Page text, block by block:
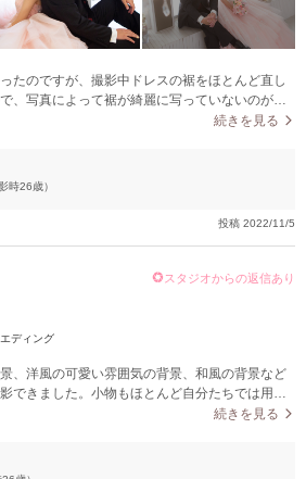
たのですが、撮影中ドレスの裾をほとんど直し
、写真によって裾が綺麗に写っていないのが気
かり急遽時期を早めての撮影だったので、なる
続きを見る
時26歳）
投稿 2022/11/5
スタジオからの返信あり
ディング
、洋風の可愛い雰囲気の背景、和風の背景など
できました。小物もほとんど自分たちでは用意
や扇子などいろいろなものを使って撮影してい
続きを見る